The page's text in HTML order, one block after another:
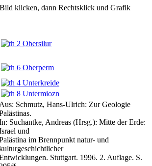
klicken, dann Rechtsklick und Grafik
Aus: Schmutz, Hans-Ulrich: Zur Geologie
Suchantke, Andreas (Hrsg.): Mitte der Erde:
und
im Brennpunkt natur- und
Stuttgart. 1996. 2. Auflage. S.